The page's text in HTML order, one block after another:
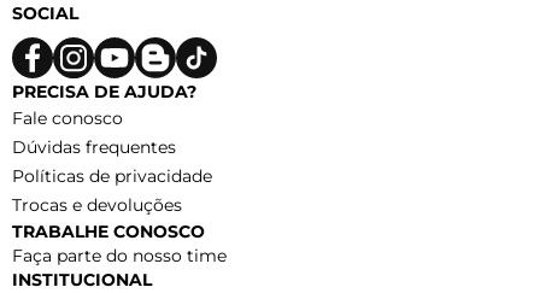
SOCIAL
PRECISA DE AJUDA?
Fale conosco
Dúvidas frequentes
Políticas de privacidade
Trocas e devoluções
TRABALHE CONOSCO
Faça parte do nosso time
INSTITUCIONAL